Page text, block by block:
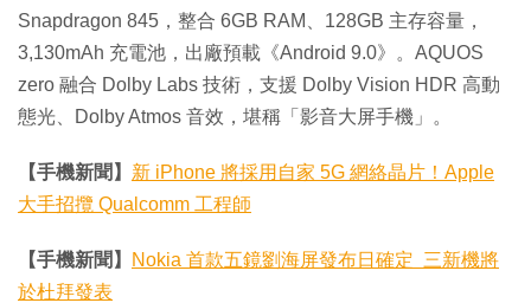
Snapdragon 845，整合 6GB RAM、128GB 主存容量，
3,130mAh 充電池，出廠預載《Android 9.0》。AQUOS
zero 融合 Dolby Labs 技術，支援 Dolby Vision HDR 高動
態光、Dolby Atmos 音效，堪稱「影音大屏手機」。
【手機新聞】 新 iPhone 將採用自家 5G 網絡晶片！Apple
大手招攬 Qualcomm 工程師
【手機新聞】
Nokia 首款五鏡劉海屏發布日確定 三新機將
於杜拜發表